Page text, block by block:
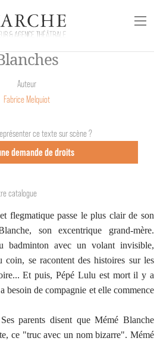
Auteur
Fabrice Melquiot
ce texte sur scène ?
demande de droits
catalogue
flegmatique passe le plus clair de son
son excentrique grand-mère.
badminton avec un volant invisible,
coin, se racontent des histoires sur les
Et puis, Pépé Lulu est mort il y a
besoin de compagnie et elle commence
parents disent que Mémé Blanche
ce "truc avec un nom bizarre". Mémé